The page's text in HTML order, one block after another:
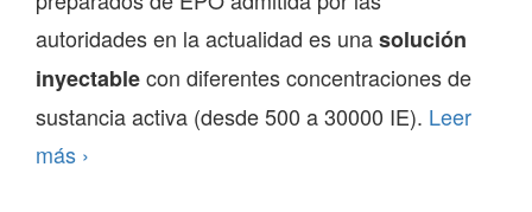
autoridades en la actualidad es unasolución
inyectablecon diferentes concentraciones de
sustancia activa (desde 500 a 30000 IE). Leer
más Formas
›